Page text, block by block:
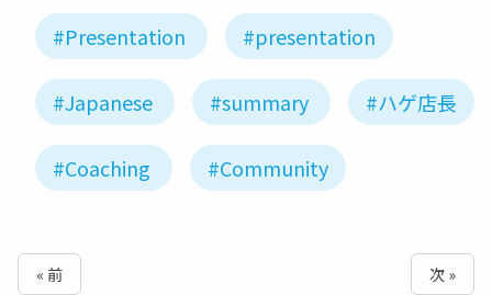
#Presentation #presentation
#Japanese #summary #ハゲ店長
#Coaching #Community
« 前 次 »